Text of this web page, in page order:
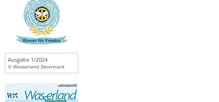
Ausgabe 1/2024
© Wasserland Steiermark